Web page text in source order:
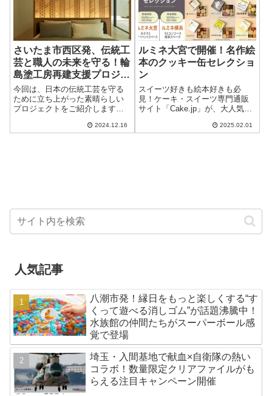
さいたま市西区発、伝統工
芸と職人の未来を守る！輪
島塗工房再建支援プロジェ
クト
今回は、日本の伝統工芸を守る
ために立ち上がった素晴らしい
プロジェクトをご紹介します。
式会社AQ Group」が、二重被災
2024.12.16
ルミネ大宮で開催！名作絵
本のクッキー缶セレクショ
ン
スイーツ好きも絵本好きも必
見！ケーキ・スイーツ専門通販
サイト「Cake.jp」が、大人気の
ッキー缶を販売するポップアッ
2025.02.01
人気記事
八潮市発！縁日をもっと楽しくする“す
くって遊べる消しゴム”が話題沸騰中！
水族館の仲間たちがスーパーボール感
覚で登場
埼玉・入間基地で献血×自衛隊の熱い
コラボ！数量限定クリアファイルがも
らえる注目キャンペーン開催